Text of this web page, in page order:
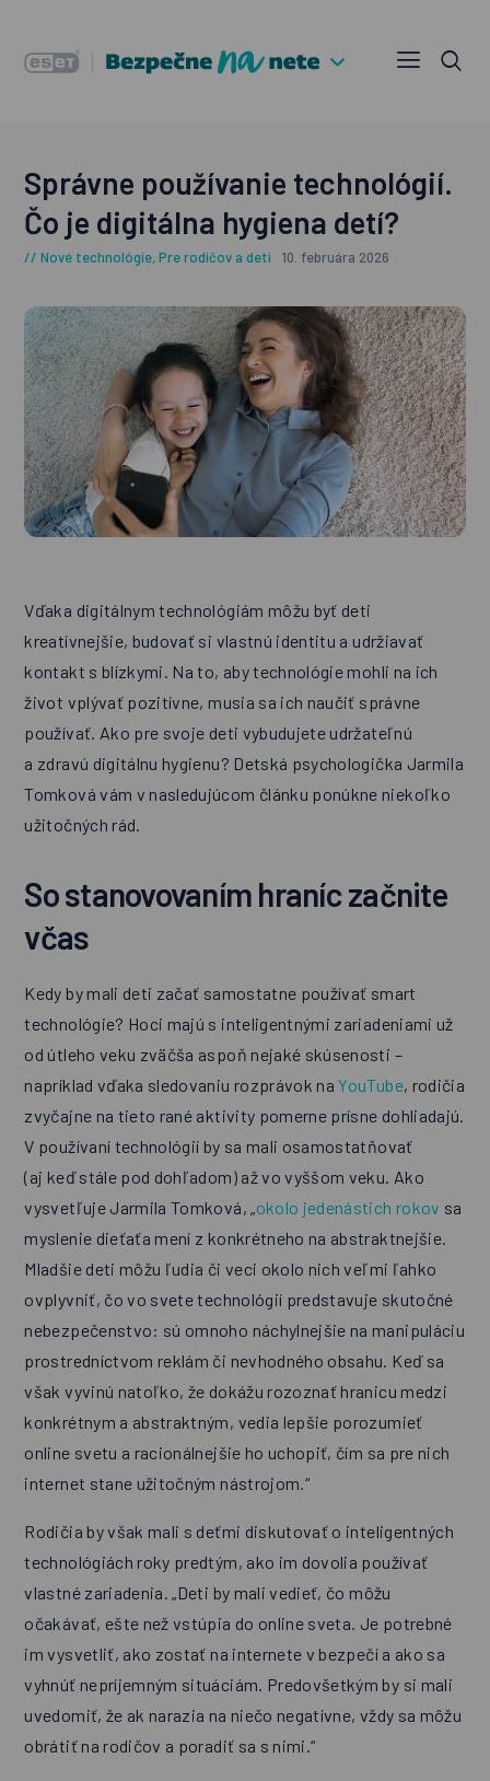
Správne používanie technológií.
Čo je digitálna hygiena detí?
Nové technológie,Pre rodičov a deti 10. februára 2026
Vďaka digitálnym technológiám môžu byť deti
kreatívnejšie, budovať si vlastnú identitu a udržiavať
kontakt s blízkymi. Na to, aby technológie mohli na ich
život vplývať pozitívne, musia sa ich naučiť správne
používať. Ako pre svoje deti vybudujete udržateľnú
a zdravú digitálnu hygienu? Detská psychologička Jarmila
Tomková vám v nasledujúcom článku ponúkne niekoľko
užitočných rád.
So stanovovaním hraníc začnite
včas
Kedy by mali deti začať samostatne používať smart
technológie? Hoci majú s inteligentnými zariadeniami už
od útleho veku zväčša aspoň nejaké skúsenosti –
napríklad vďaka sledovaniu rozprávok naYouTube, rodičia
zvyčajne na tieto rané aktivity pomerne prísne dohliadajú.
V používaní technológií by sa mali osamostatňovať
(aj keď stále pod dohľadom) až vo vyššom veku. Ako
vysvetľuje Jarmila Tomková, „okolo jedenástich rokov sa
myslenie dieťaťa mení z konkrétneho na abstraktnejšie.
Mladšie deti môžu ľudia či veci okolo nich veľmi ľahko
ovplyvniť, čo vo svete technológií predstavuje skutočné
nebezpečenstvo: sú omnoho náchylnejšie na manipuláciu
prostredníctvom reklám či nevhodného obsahu. Keď sa
však vyvinú natoľko, že dokážu rozoznať hranicu medzi
konkrétnym a abstraktným, vedia lepšie porozumieť
online svetu a racionálnejšie ho uchopiť, čím sa pre nich
internet stane užitočným nástrojom.“
Rodičia by však mali s deťmi diskutovať o inteligentných
technológiách roky predtým, ako im dovolia používať
vlastné zariadenia. „Deti by mali vedieť, čo môžu
očakávať, ešte než vstúpia do online sveta. Je potrebné
im vysvetliť, ako zostať na internete v bezpečí a ako sa
vyhnúť nepríjemným situáciám. Predovšetkým by si mali
uvedomiť, že ak narazia na niečo negatívne, vždy sa môžu
obrátiť na rodičov a poradiť sa s nimi.“